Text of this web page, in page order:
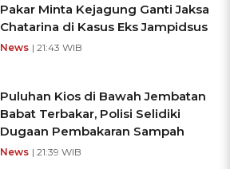
Pakar Minta Kejagung Ganti Jaksa
Chatarina di Kasus Eks Jampidsus
News | 21:43 WIB
Puluhan Kios di Bawah Jembatan
Babat Terbakar, Polisi Selidiki
Dugaan Pembakaran Sampah
News | 21:39 WIB